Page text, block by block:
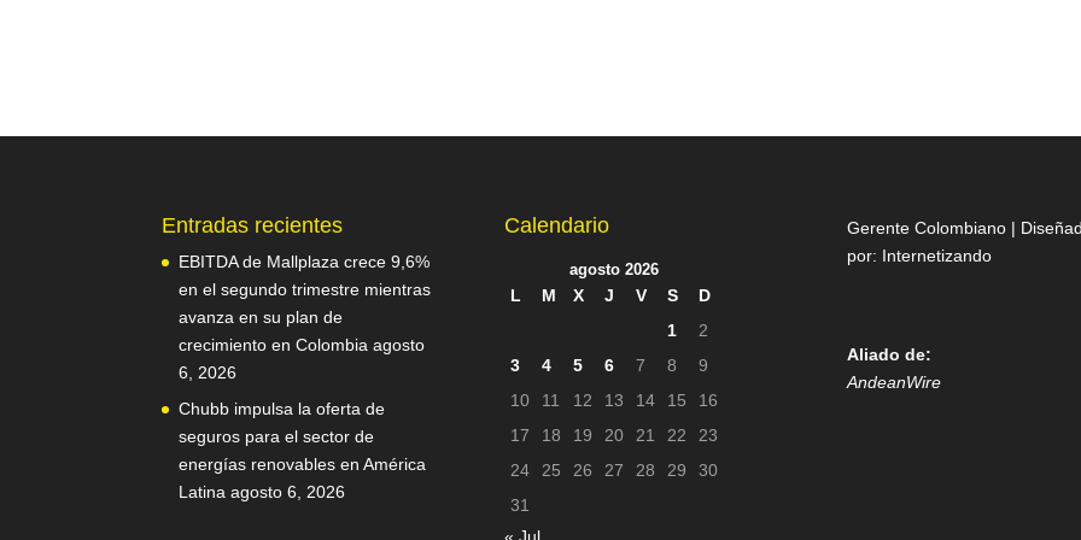
Entradas recientes
EBITDA de Mallplaza crece 9,6%
en el segundo trimestre mientras
avanza en su plan de
crecimiento en Colombia agosto
6, 2026
Chubb impulsa la oferta de
seguros para el sector de
energías renovables en América
Latina agosto 6, 2026
Calendario
agosto 2026
L M X J V S
D
1
2
3
4 5 6 7 8
9
10
11 12 13 14 15
16
17
18 19 20 21 22
23
24
25 26 27 28 29
30
31
« Jul
Gerente Colombiano |
por: Internetizando
Aliado de:
AndeanWire